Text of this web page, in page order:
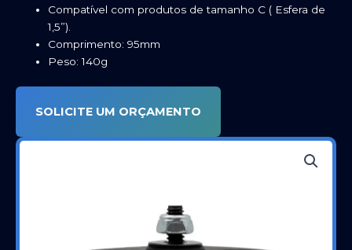
Compatível com produtos de tamanho C ( Esfera de
1,5”).
Comprimento: 95mm
Peso: 140g
SOLICITE UM ORÇAMENTO